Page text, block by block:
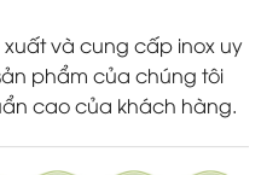
xuất và cung cấp inox uy
phẩm của chúng tôi
cao của khách hàng.